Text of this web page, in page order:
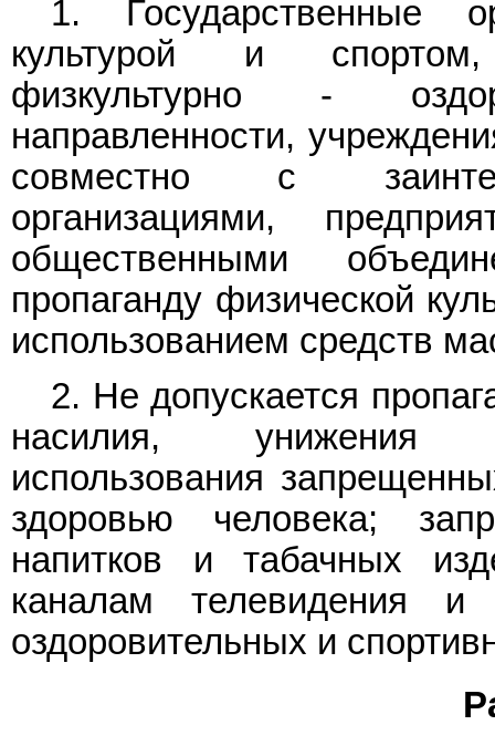
1. Государственные
культурой и спортом,
физкультурно -
направленности,
совместно с
организациями,
общественными
пропаганду физической
использованием средств
2. Не допускается
насилия, унижения
использования
здоровью человека;
напитков и табачных
каналам телевидения и
оздоровительных и